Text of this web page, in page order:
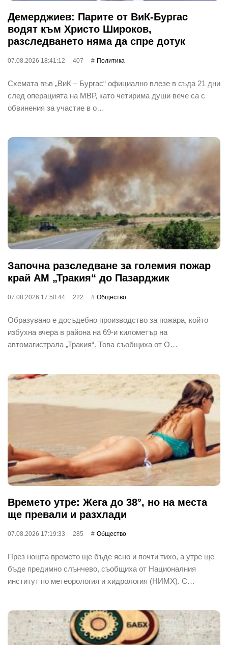
Демерджиев: Парите от ВиК-Бургас
водят към Христо Широков,
разследването няма да спре дотук
07.08.2026 18:41:12 407 Политика
Схемата във „ВиК – Бургас“ официално влезе в съда 21 дни
след операцията на МВР, като четирима души вече са с
обвинения за участие в о…
Започна разследване за големия пожар
край АМ „Тракия“ до Пазарджик
07.08.2026 17:50:44 222 Общество
Образувано е досъдебно производство за пожара, който
избухна вчера в района на 69-и километър на
автомагистрала „Тракия“. Това съобщиха от О…
Времето утре: Жега до 38°, но на места
ще превали и разхлади
07.08.2026 17:19:33 285 Общество
През нощта времето ще бъде ясно и почти тихо, а утре ще
бъде предимно слънчево, съобщиха от Националния
институт по метеорология и хидрология (НИМХ). С…